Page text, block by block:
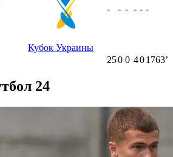
Кубок Украины
- - - - - -
250 0 401763ʼ
24